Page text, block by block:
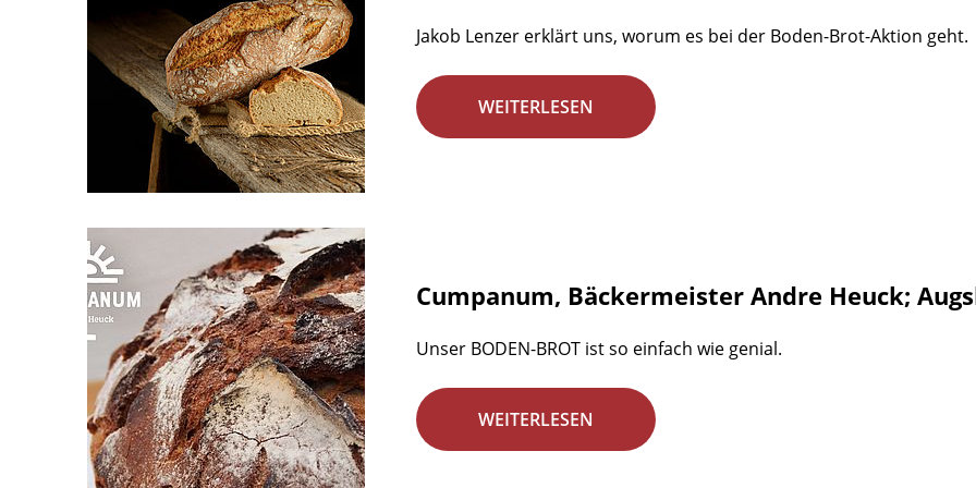
Jakob Lenzer erklärt uns, worum es bei der Boden-Brot-Aktion geht.
WEITERLESEN
Cumpanum, Bäckermeister Andre Heuck;
Unser BODEN-BROT ist so einfach wie genial.
WEITERLESEN